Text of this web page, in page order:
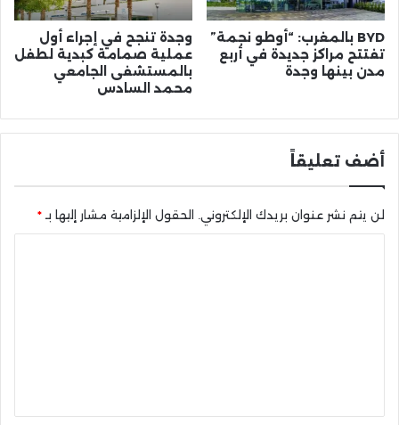
BYD بالمغرب: “أوطو نجمة”
تفتتح مراكز جديدة في أربع
مدن بينها وجدة
وجدة تنجح في إجراء أول
عملية صمامة كبدية لطفل
بالمستشفى الجامعي
محمد السادس
أضف تعليقاً
لن يتم نشر عنوان بريدك الإلكتروني. الحقول الإلزامية مشار إليها بـ *